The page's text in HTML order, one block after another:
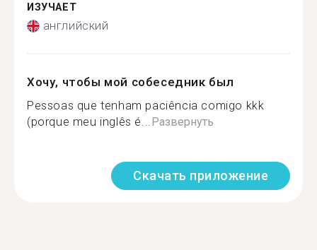
ИЗУЧАЕТ
английский
Хочу, чтобы мой собеседник был
Pessoas que tenham paciência comigo kkk
(porque meu inglês é...Развернуть
Скачать приложение